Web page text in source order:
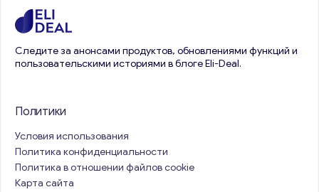
Следите за анонсами продуктов, обновлениями функций и
пользовательскими историями в блоге Eli-Deal.
Политики
Условия использования
Политика конфиденциальности
Политика в отношении файлов cookie
Карта сайта